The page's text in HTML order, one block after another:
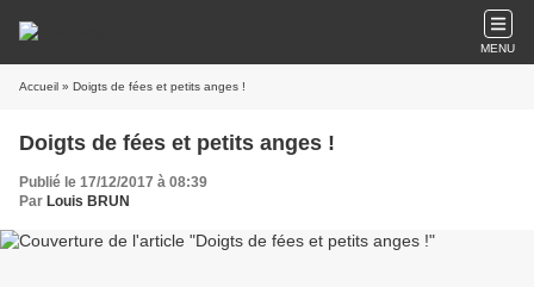
MENU
Accueil » Doigts de fées et petits anges !
Doigts de fées et petits anges !
Publié le 17/12/2017 à 08:39
Par Louis BRUN